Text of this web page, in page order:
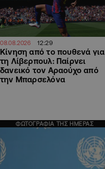
08.08.2026 12:29
Kίνηση από το πουθενά για
τη Λίβερπουλ: Παίρνει
δανεικό τον Αραούχο από
την Μπαρσελόνα
ΦΩΤΟΓΡΑΦΙΑ ΤΗΣ ΗΜΕΡΑΣ